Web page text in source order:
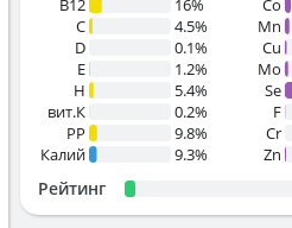
B12
16%
C
4.5%
D
0.1%
E
1.2%
H
5.4%
вит.К
0.2%
PP
9.8%
Калий
9.3%
Co
Mn
Cu
Mo
Se
F
Cr
Zn
Рейтинг